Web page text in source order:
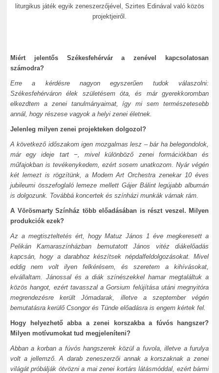
liturgikus játék egyik zeneszerzőjével, Szirtes Edinával való közös
projektjeiről.
Miért jelentős Székesfehérvár a zenével kapcsolatosan
számodra?
Erre a kérdésre nagyon egyszerűen tudok válaszolni:
Székesfehérváron élek születésem óta, és már gyerekkoromban
elkezdtem a zenei tanulmányaimat, így mi sem természetesebb
annál, hogy részese vagyok a helyi zenei életnek.
Jelenleg milyen zenei projekteken dolgozol?
A következő időszakom igen mozgalmas lesz – bár ha belegondolok,
már egy ideje tart −, mivel különböző zenei formációkban és
műfajokban is tevékenykedem, ezért sosem unatkozom. Nyár végén
két lemezt is rögzítünk, a Modern Art Orchestra zenekar 10 éves
jubileumi összefoglaló lemeze mellett Gájer Bálint legújabb albumán
is dolgozunk. Továbbá koncertek és színházi munkák várnak rám.
A Vörösmarty Színház több előadásában is részt veszel. Milyen
produkciók ezek?
Az a megtiszteltetés ért, hogy Matuz János 1 éve megkeresett a
Pelikán Kamaraszínházban bemutatott János vitéz diákelőadás
kapcsán, hogy a darabhoz készítsek népdalfeldolgozásokat. Mivel
eddig nem volt ilyen felkérésem, és szeretem a kihívásokat,
elvállaltam. Jánossal és a diák színészekkel hamar megtaláltuk a
közös hangot, ezért tavasszal a Gorsium felújítása utáni megnyitóra
megrendezésre került Jómadarak, illetve a szeptember végén
bemutatásra kerülő Csongor és Tünde előadásra is engem kértek fel.
Hogy helyezhető abba a zenei korszakba a fúvós hangszer?
Milyen motívumokat tud megjeleníteni?
Abban a korban a fúvós hangszerek közül a fuvola, illetve a furulya
volt a jellemző. A darab zeneszerzői annak a korszaknak a zenei
világát próbálják ötvözni a mai zenei kortárs látásmóddal, ezért bármi